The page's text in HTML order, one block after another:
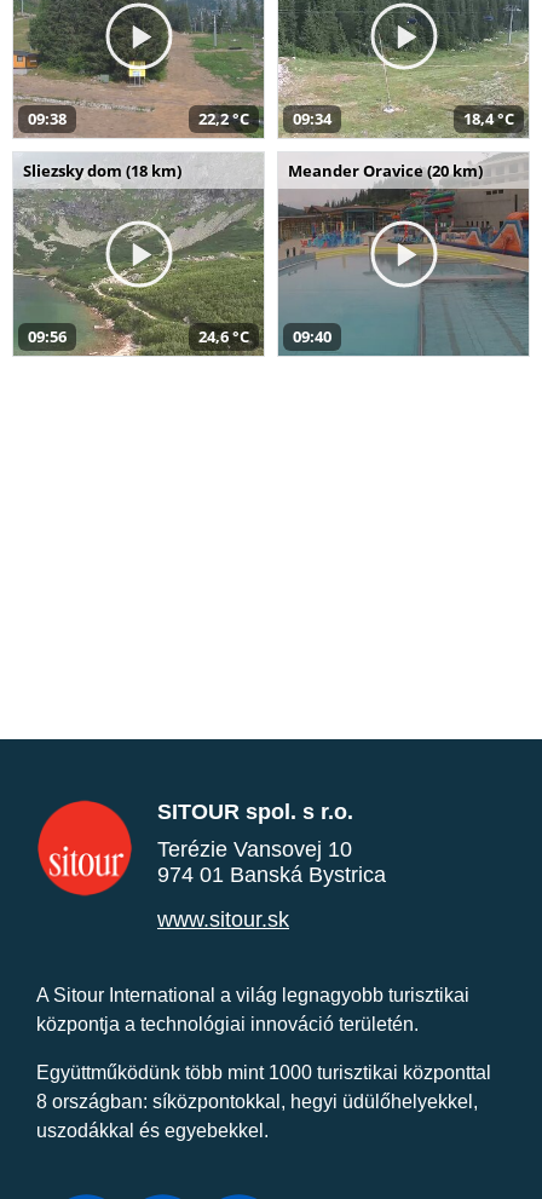
09:38 22,2 °C 09:34 18,4 °C
Sliezsky dom (18 km)
09:56 24,6 °C
Meander Oravice (20 km)
09:40
SITOUR spol. s r.o.
Terézie Vansovej 10
974 01 Banská Bystrica
www.sitour.sk
A Sitour International a világ legnagyobb turisztikai
központja a technológiai innováció területén.
Együttműködünk több mint 1000 turisztikai központtal
8 országban: síközpontokkal, hegyi üdülőhelyekkel,
uszodákkal és egyebekkel.